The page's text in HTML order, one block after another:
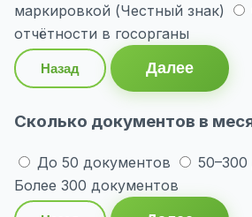
маркировкой (Честный знак)
отчётности в госорганы
Назад Далее
Сколько документов в
До 50 документов
Более 300 документов